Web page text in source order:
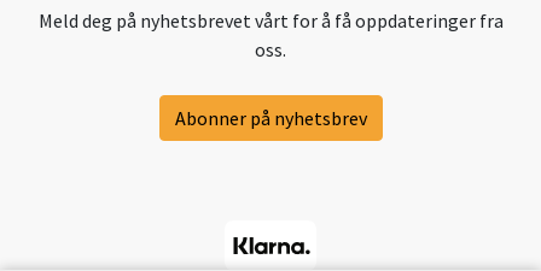
Meld deg på nyhetsbrevet vårt for å få oppdateringer fra
oss.
Abonner på nyhetsbrev